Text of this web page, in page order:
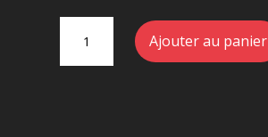
Jeu
Ajouter au panier